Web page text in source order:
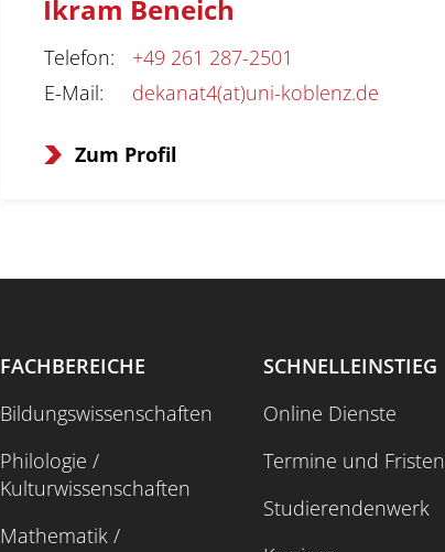
Ikram Beneich
Telefon:
+49 261 287-2501
E-Mail: dekanat4(at)uni-koblenz.de
Zum Profil
FACHBEREICHE
Bildungswissenschaften
Philologie /
Kulturwissenschaften
Mathematik /
SCHNELLEINSTIEG
Online Dienste
Termine und Fristen
Studierendenwerk